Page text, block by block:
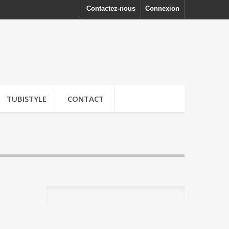
Connexion
Contactez-nous
TUBISTYLE CONTACT